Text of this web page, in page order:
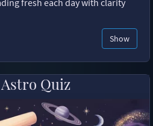
fresh each day with clarity
Show
Quiz